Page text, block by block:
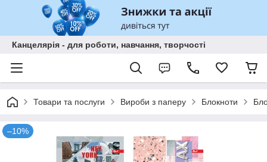
Канцелярія - для роботи, навчання, творчості
Товари та послуги Вироби з паперу Блокноти
–10%